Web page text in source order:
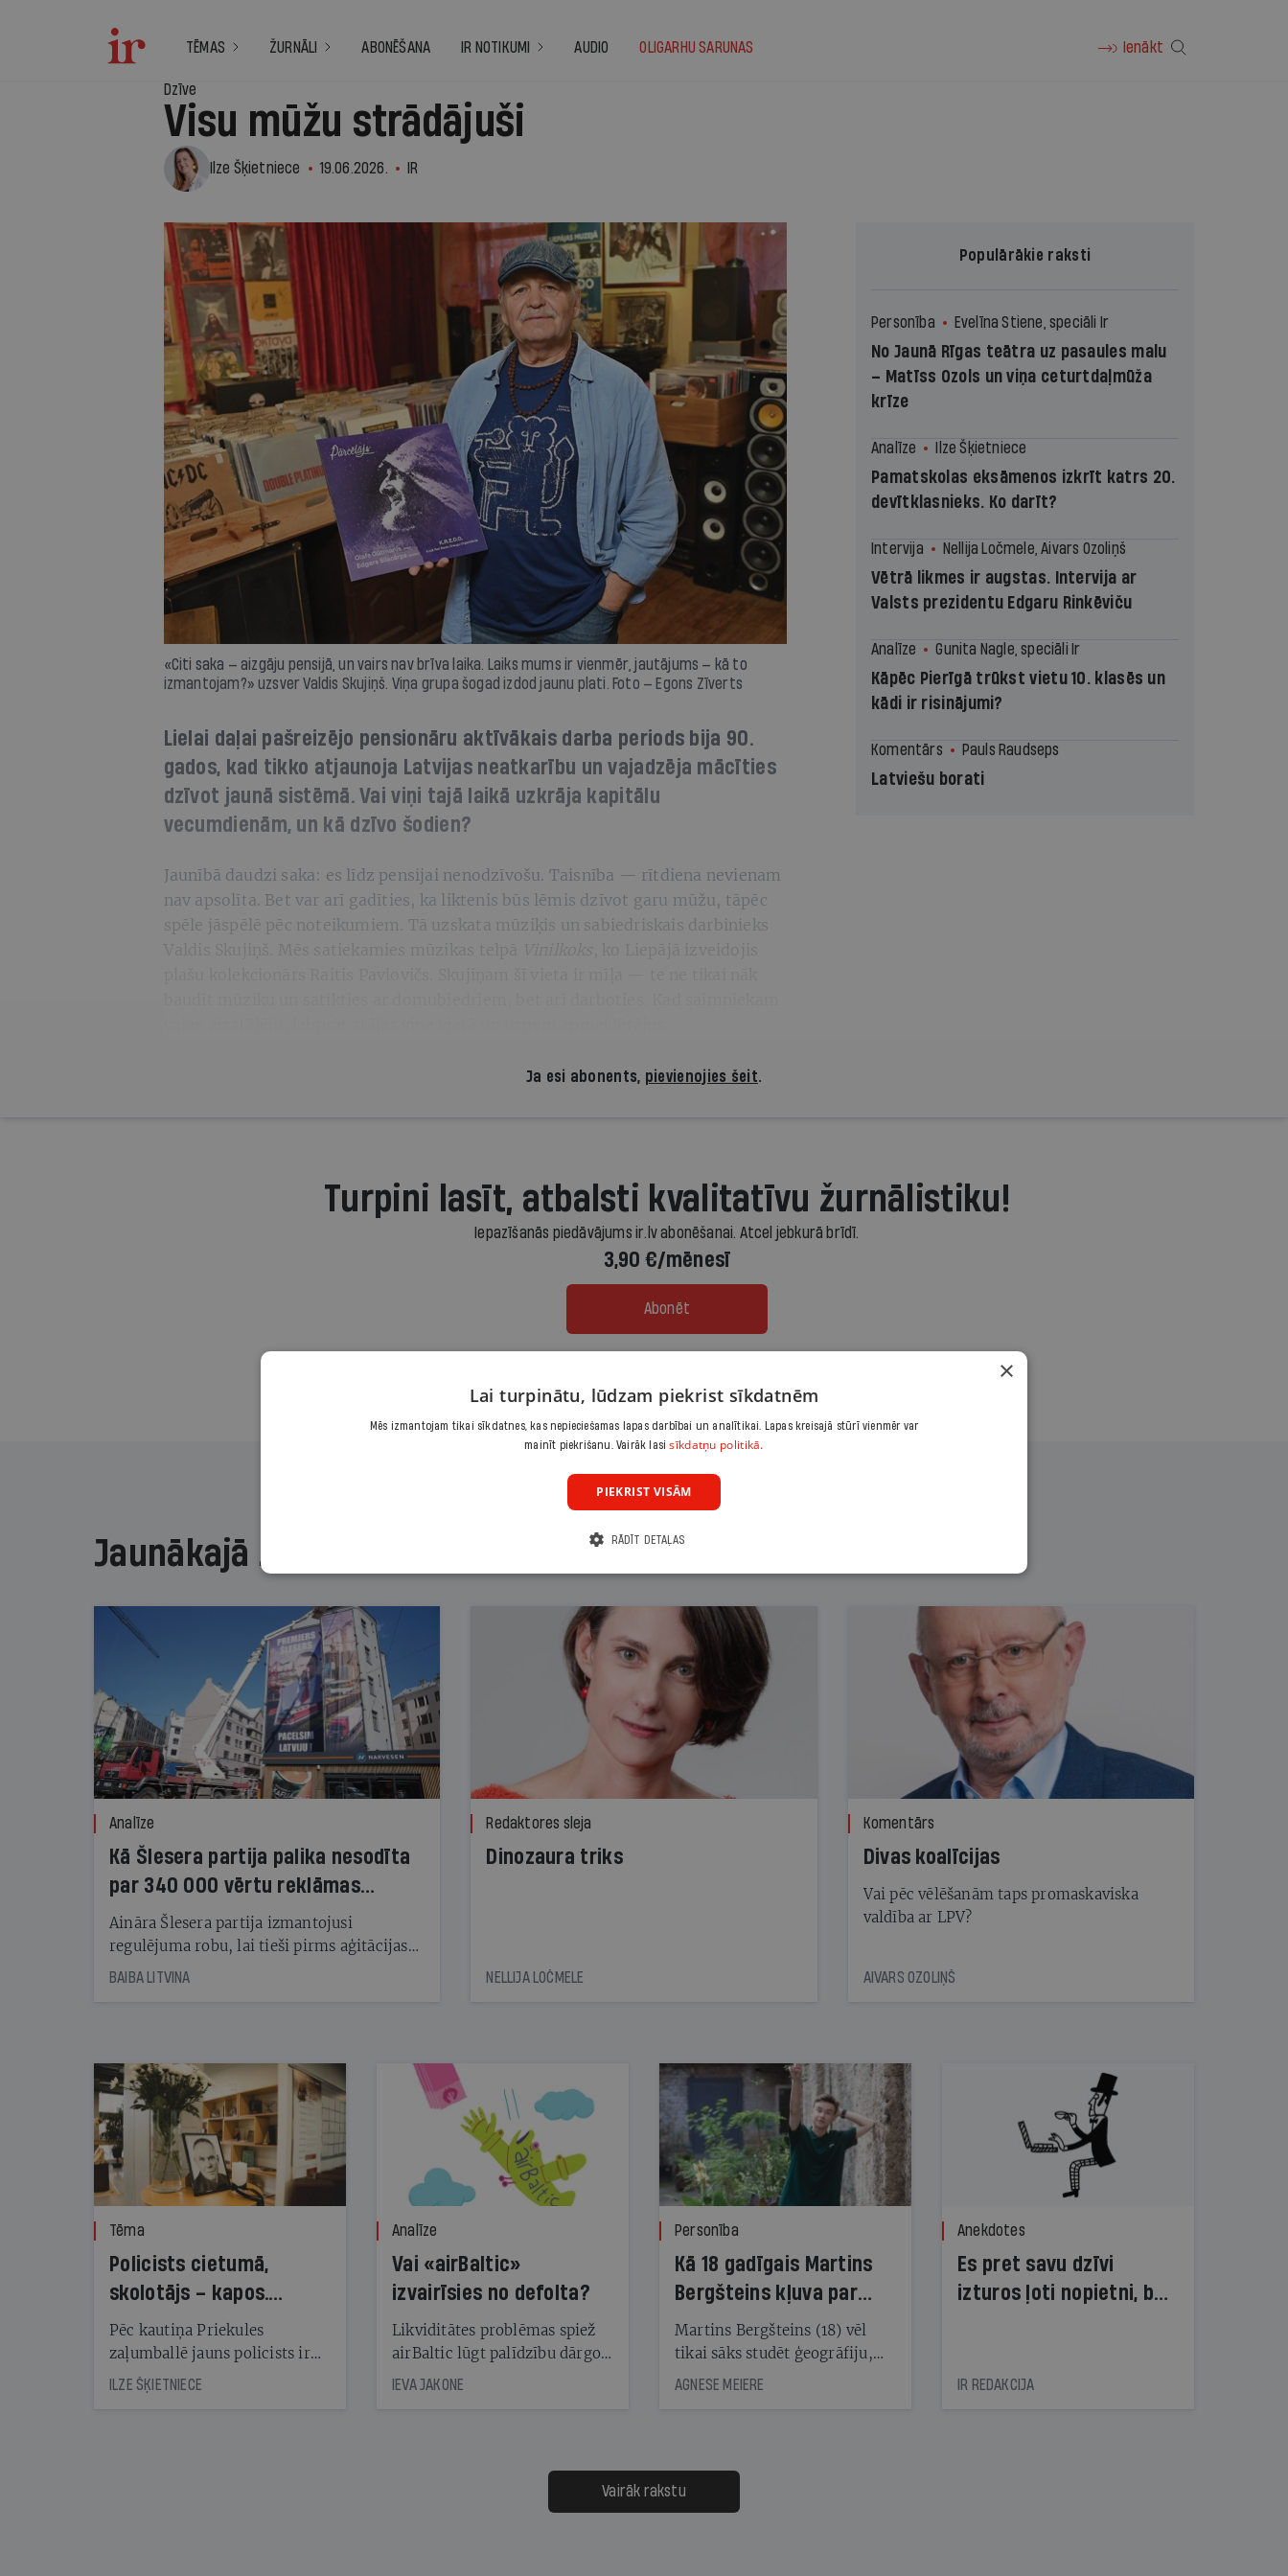
TĒMAS ŽURNĀLI ABONĒŠANA IR NOTIKUMI AUDIO OLIGARHU SARUNAS Ienākt
Dzīve
Visu mūžu strādājuši
Ilze Šķietniece 19.06.2026. IR
«Citi saka — aizgāju pensijā, un vairs nav brīva laika. Laiks mums ir vienmēr, jautājums — kā to
izmantojam?» uzsver Valdis Skujiņš. Viņa grupa šogad izdod jaunu plati. Foto — Egons Zīverts
Lielai daļai pašreizējo pensionāru aktīvākais darba periods bija 90.
gados, kad tikko atjaunoja Latvijas neatkarību un vajadzēja mācīties
dzīvot jaunā sistēmā. Vai viņi tajā laikā uzkrāja kapitālu
vecumdienām, un kā dzīvo šodien?
Jaunībā daudzi saka: es līdz pensijai nenodzīvošu. Taisnība — rītdiena nevienam
nav apsolīta. Bet var arī gadīties, ka liktenis būs lēmis dzīvot garu mūžu, tāpēc
spēle jāspēlē pēc noteikumiem. Tā uzskata mūziķis un sabiedriskais darbinieks
Populārākie raksti
Personība Evelīna Stiene, speciāli Ir
No Jaunā Rīgas teātra uz pasaules malu
– Matīss Ozols un viņa ceturtdaļmūža
krīze
Analīze Ilze Šķietniece
Pamatskolas eksāmenos izkrīt katrs 20.
devītklasnieks. Ko darīt?
Intervija Nellija Ločmele, Aivars Ozoliņš
Vētrā likmes ir augstas. Intervija ar
Valsts prezidentu Edgaru Rinkēviču
Analīze Gunita Nagle, speciāli Ir
Kāpēc Pierīgā trūkst vietu 10. klasēs un
kādi ir risinājumi?
Komentārs Pauls Raudseps
Latviešu borati
Ja esi abonents, pievienojies šeit.
Turpini lasīt, atbalsti kvalitatīvu žurnālistiku!
Iepazīšanās piedāvājums ir.lv abonēšanai. Atcel jebkurā brīdī.
3,90 €/mēnesī
Abonēt
Jaunākajā žurnālā
Analīze
Kā Šlesera partija palika nesodīta
par 340 000 vērtu reklāmas
kampaņu
Aināra Šlesera partija izmantojusi
regulējuma robu, lai tieši pirms aģitācijas
starta izreklamētos par summu, kas
BAIBA LITVINA
Redaktores sleja
Dinozaura triks
NELLIJA LOČMELE
Komentārs
Divas koalīcijas
Vai pēc vēlēšanām taps promaskaviska
valdība ar LPV?
AIVARS OZOLIŅŠ
Tēma
Policists cietumā,
skolotājs – kapos.
Reibuma cena Priekulē
Pēc kautiņa Priekules
zaļumballē jauns policists ir
nonācis cietumā, bet
cienījams pedagogs — kapos.
ILZE ŠĶIETNIECE
Analīze
Vai «airBaltic»
izvairīsies no defolta?
Likviditātes problēmas spiež
airBaltic lūgt palīdzību dārgo
obligāciju turētājiem, taču
samaksāt augstos procentus,
kas jāpārskaita jau trīs dienas
pirms nākamās sapulces
IEVA JAKONE
Personība
Kā 18 gadīgais Martins
Bergšteins kļuva par
laika ziņu seju?
Martins Bergšteins (18) vēl
tikai sāks studēt ģeogrāfiju,
bet viņa sacītajam jau uzticas
uzcītīga darba, mammas
atbalsts un drosme turpināt
meteovērojumus arī tad, kad
AGNESE MEIERE
Anekdotes
Es pret savu dzīvi
izturos ļoti nopietni, bet
IR REDAKCIJA
Vairāk rakstu
×
Lai turpinātu, lūdzam piekrist sīkdatnēm
Mēs izmantojam tikai sīkdatnes, kas nepieciešamas lapas darbībai un analītikai. Lapas kreisajā stūrī vienmēr var
mainīt piekrišanu. Vairāk lasisīkdatņu politikā.
PIEKRIST VISĀM
RĀDĪT DETAĻAS